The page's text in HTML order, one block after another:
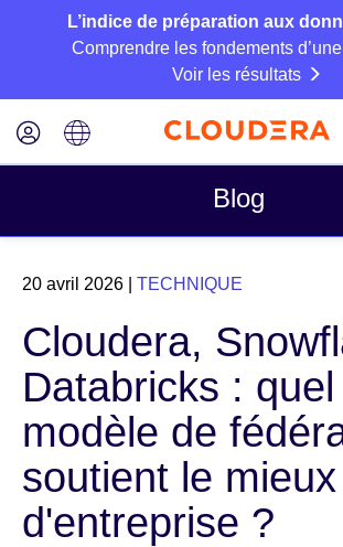
L’indice de préparation aux
Comprendre les fondements
Voir les résultats
Blog
Rubriques
Business
Technique
Partenaires
Industrie
20 avril 2026 TECHNIQUE
Cloudera,
Databricks : quel
modèle de
soutient le
d'entreprise ?